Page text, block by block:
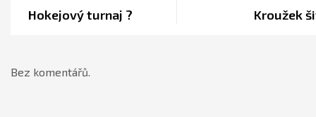
Hokejový turnaj ? Kroužek
Bez komentářů.